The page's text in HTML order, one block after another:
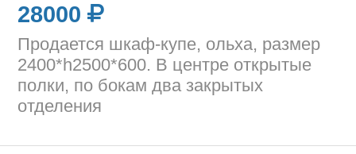
28000
Продается шкаф-купе, ольха, размер
2400*h2500*600. В центре открытые
полки, по бокам два закрытых
отделения